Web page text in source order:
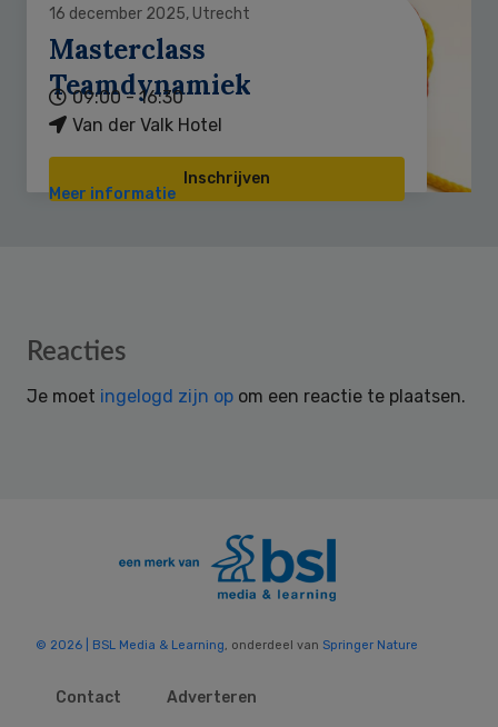
16 december 2025, Utrecht
Masterclass
Teamdynamiek
09:00 - 16:30
Van der Valk Hotel
Inschrijven
Meer informatie
Reader
Reacties
Je moet ingelogd zijn op om een reactie te plaatsen.
© 2026 | BSL Media & Learning, onderdeel van Springer Nature
Contact
Adverteren